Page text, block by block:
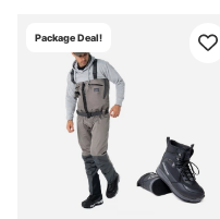
Package Deal!